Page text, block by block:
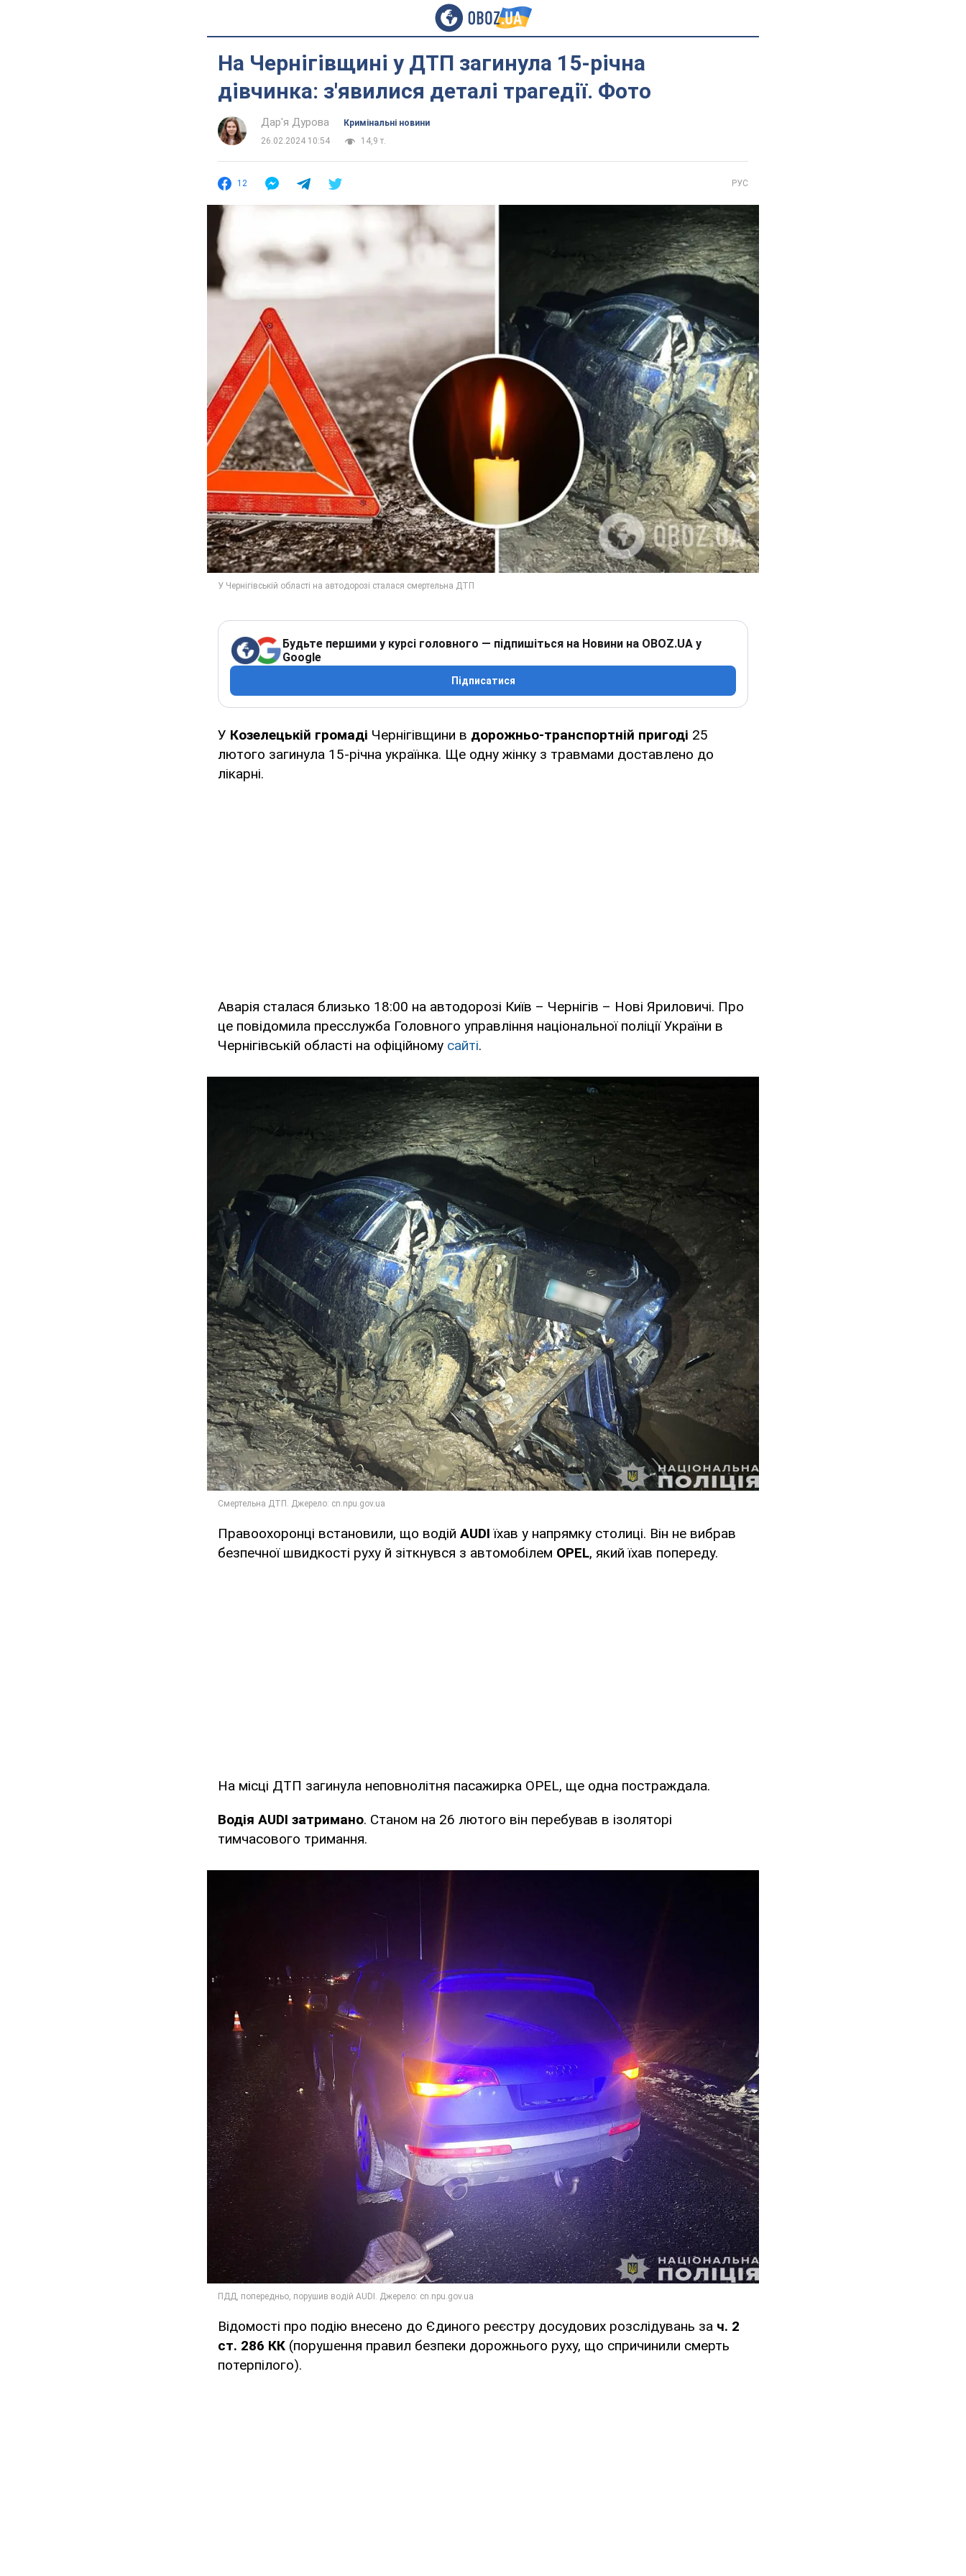
На Чернігівщині у ДТП загинула 15-річна
дівчинка: з'явилися деталі трагедії. Фото
Дар'я Дурова
Кримінальні новини
26.02.2024 10:54
14,9 т.
12 РУС
Будьте першими у курсі головного — підпишіться на Новини на OBOZ.UA у
Google
Підписатися
У Козелецькій громаді Чернігівщини в дорожньо-транспортній пригоді 25
лютого загинула 15-річна українка. Ще одну жінку з травмами доставлено до
лікарні.
Аварія сталася близько 18:00 на автодорозі Київ – Чернігів – Нові Яриловичі. Про
це повідомила пресслужба Головного управління національної поліції України в
Чернігівській області на офіційному сайті.
Правоохоронці встановили, що водій AUDI їхав у напрямку столиці. Він не вибрав
безпечної швидкості руху й зіткнувся з автомобілем OPEL, який їхав попереду.
На місці ДТП загинула неповнолітня пасажирка OPEL, ще одна постраждала.
Водія AUDI затримано. Станом на 26 лютого він перебував в ізоляторі
тимчасового тримання.
Відомості про подію внесено до Єдиного реєстру досудових розслідувань за ч. 2
ст. 286 КК (порушення правил безпеки дорожнього руху, що спричинили смерть
потерпілого).